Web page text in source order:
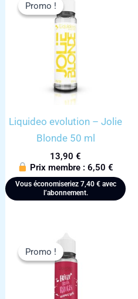
Promo !
Promo !
Liquideo evolution – Jolie
Blonde 50 ml
13,90€
Prix membre :6,50€
Vous économiseriez 7,40 €avec
l’abonnement.
Promo !
Promo !